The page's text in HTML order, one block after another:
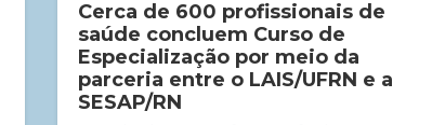
Cerca de 600 profissionais de
saúde concluem Curso de
Especialização por meio da
parceria entre o LAIS/UFRN e a
SESAP/RN